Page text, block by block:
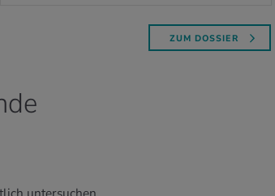
ZUM DOSSIER